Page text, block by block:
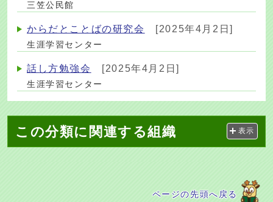
三笠公民館
からだとことばの研究会 [2025年4月2日]
生涯学習センター
話し方勉強会 [2025年4月2日]
生涯学習センター
この分類に関連する組織 表示
ページの先頭へ戻る